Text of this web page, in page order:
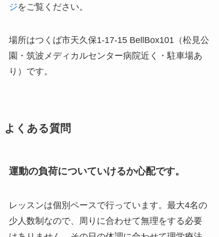
ジをご覧ください。
場所はつくば市天久保1-17-15 BellBox101（松見公
園・筑波メディカルセンター病院近く・駐車場あ
り）です。
よくある質問
運動の負荷についていけるか心配です。
レッスンは個別ペースで行っています。最大4名の
少人数制なので、周りに合わせて無理をする必要